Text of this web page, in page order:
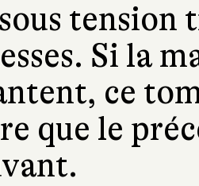
tension
Si la
ce
que le